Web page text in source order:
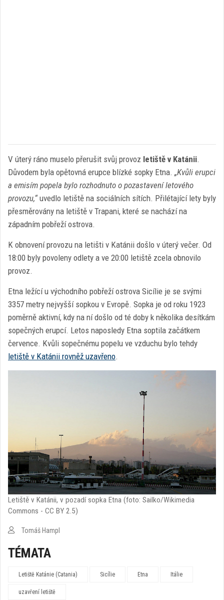
V úterý ráno muselo přerušit svůj provoz letiště v Katánii.
Důvodem byla opětovná erupce blízké sopky Etna. „Kvůli erupci
a emisím popela bylo rozhodnuto o pozastavení letového
provozu,“uvedlo letiště na sociálních sítích. Přilétající lety byly
přesměrovány na letiště v Trapani, které se nachází na
západním pobřeží ostrova.
K obnovení provozu na letišti v Katánii došlo v úterý večer. Od
18:00 byly povoleny odlety a ve 20:00 letiště zcela obnovilo
provoz.
Etna ležící u východního pobřeží ostrova Sicílie je se svými
3357 metry nejvyšší sopkou v Evropě. Sopka je od roku 1923
poměrně aktivní, kdy na ní došlo od té doby k několika desítkám
sopečných erupcí. Letos naposledy Etna soptila začátkem
července. Kvůli sopečnému popelu ve vzduchu bylo tehdy
letiště v Katánii rovněž uzavřeno.
Letiště v Katánii, v pozadí sopka Etna (foto: Sailko/Wikimedia
Commons - CC BY 2.5)
Tomáš Hampl
TÉMATA
Letiště Katánie (Catania) Sicílie Etna Itálie
uzavření letiště